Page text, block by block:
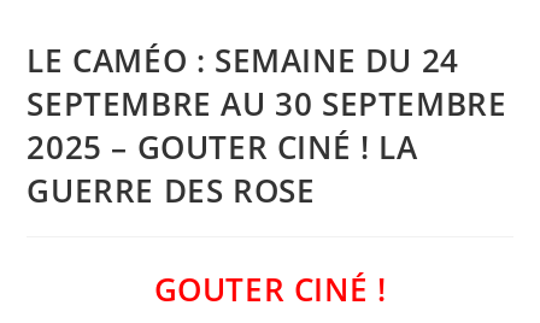
LE CAMÉO : SEMAINE DU 24
SEPTEMBRE AU 30 SEPTEMBRE
2025 – GOUTER CINÉ ! LA
GUERRE DES ROSE
GOUTER CINÉ !